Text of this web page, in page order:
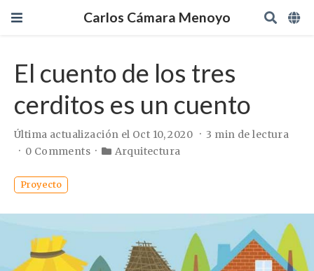
Carlos Cámara Menoyo
El cuento de los tres
cerditos es un cuento
Última actualización el Oct 10, 2020
3 min de lectura
0 Comments
Arquitectura
Proyecto